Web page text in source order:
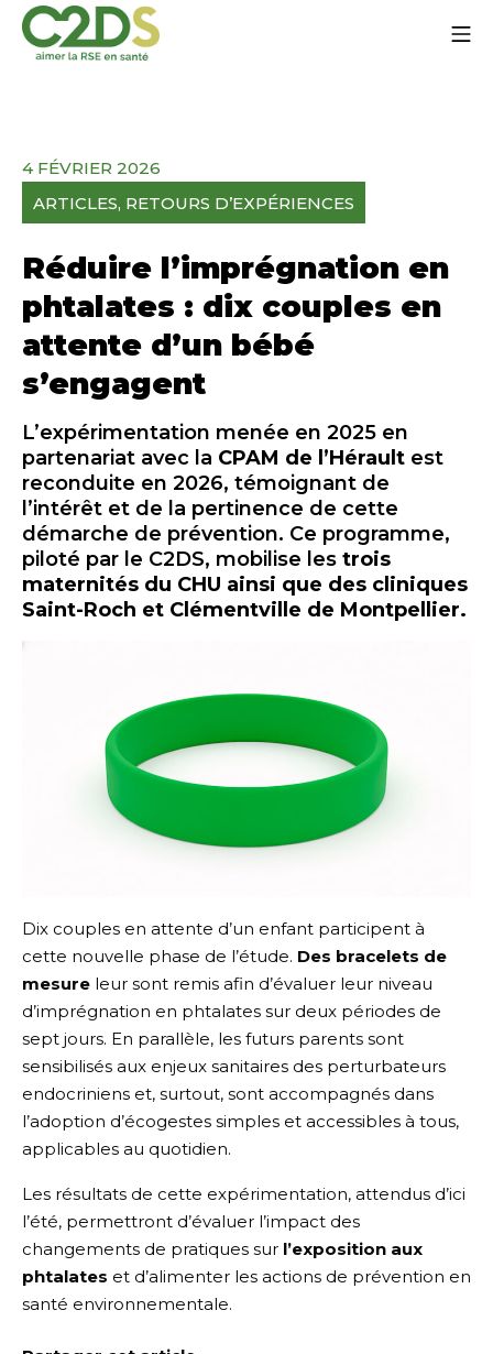
Aller
contenu
4 FÉVRIER 2026
ARTICLES, RETOURS D’EXPÉRIENCES
Réduire l’imprégnation en
phtalates : dix couples en
attente d’un bébé
s’engagent
L’expérimentation menée en 2025 en
partenariat avec la CPAM de l’Hérault est
reconduite en 2026, témoignant de
l’intérêt et de la pertinence de cette
démarche de prévention. Ce programme,
piloté par le C2DS, mobilise les trois
maternités du CHU ainsi que des cliniques
Saint-Roch et Clémentville de Montpellier.
Dix couples en attente d’un enfant participent à
cette nouvelle phase de l’étude. Des bracelets de
mesure leur sont remis afin d’évaluer leur niveau
d’imprégnation en phtalates sur deux périodes de
sept jours. En parallèle, les futurs parents sont
sensibilisés aux enjeux sanitaires des perturbateurs
endocriniens et, surtout, sont accompagnés dans
l’adoption d’écogestes simples et accessibles à tous,
applicables au quotidien.
Les résultats de cette expérimentation, attendus d’ici
l’été, permettront d’évaluer l’impact des
changements de pratiques sur l’exposition aux
phtalates et d’alimenter les actions de prévention en
santé environnementale.